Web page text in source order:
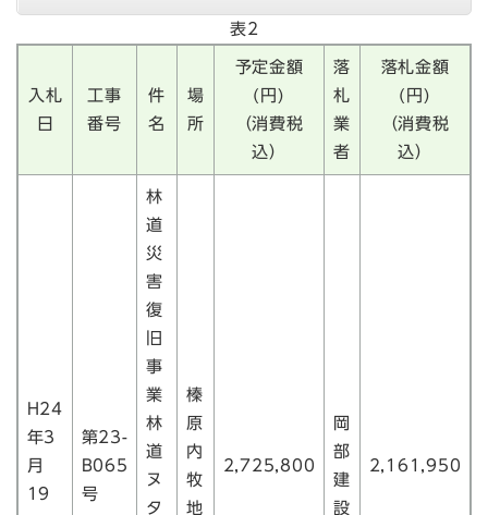
表2
入札
日
工事
番号
件
名
場
所
予定金額
(円)
（消費税
込）
落
札
業
者
落札金額
(円)
（消費税
込）
H24
年3
月
19
第23-
B065
号
林
道
災
害
復
旧
事
業
林
道
ヌ
タ
榛
原
内
牧
地
2,725,800
岡
部
建
設
2,161,950